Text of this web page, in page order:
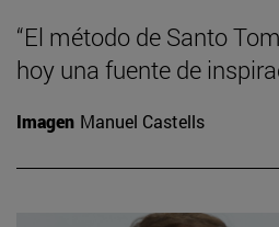
“El método de Santo
hoy una fuente de
Imagen Manuel Castells